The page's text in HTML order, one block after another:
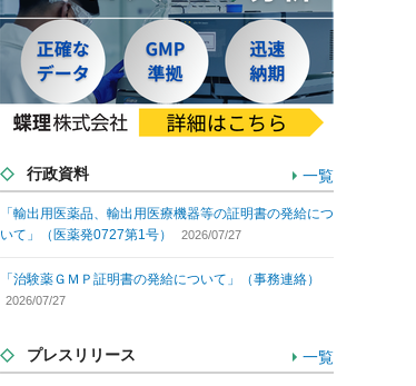
行政資料 一覧
「輸出用医薬品、輸出用医療機器等の証明書の発給につ
いて」（医薬発0727第1号）
2026/07/27
「治験薬ＧＭＰ証明書の発給について」（事務連絡）
2026/07/27
プレスリリース 一覧